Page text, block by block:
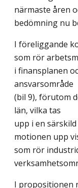
närmaste åren
bedömning nu
I föreliggande
som rör
i finansplanen
ansvarsområde
(bil 9), förutom
län, vilka tas
upp i en
motionen upp
som rör
I propositionen